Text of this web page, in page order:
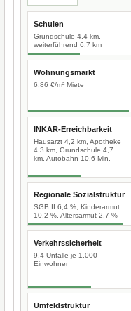
Schulen
Grundschule 4,4 km,
weiterführend 6,7 km
Wohnungsmarkt
6,86 €/m² Miete
INKAR-Erreichbarkeit
Hausarzt 4,2 km, Apotheke
4,3 km, Grundschule 4,7
km, Autobahn 10,6 Min.
Regionale Sozialstruktur
SGB II 6,4 %, Kinderarmut
10,2 %, Altersarmut 2,7 %
Verkehrssicherheit
9,4 Unfälle je 1.000
Einwohner
Umfeldstruktur